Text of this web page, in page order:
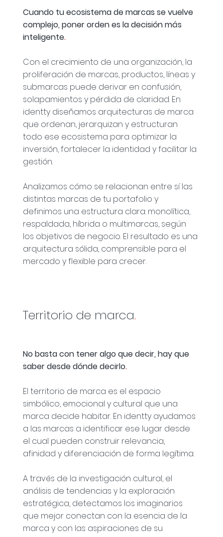
Cuando tu ecosistema de marcas se vuelve
complejo, poner orden es la decisión más
inteligente.
Con el crecimiento de una organización, la
proliferación de marcas, productos, líneas y
submarcas puede derivar en confusión,
solapamientos y pérdida de claridad. En
identty diseñamos arquitecturas de marca
que ordenan, jerarquizan y estructuran
todo ese ecosistema para optimizar la
inversión, fortalecer la identidad y facilitar la
gestión.
Analizamos cómo se relacionan entre sí las
distintas marcas de tu portafolio y
definimos una estructura clara: monolítica,
respaldada, híbrida o multimarcas, según
los objetivos de negocio. El resultado es una
arquitectura sólida, comprensible para el
mercado y flexible para crecer.
Territorio de marca.
No basta con tener algo que decir, hay que
saber desde dónde decirlo.
El territorio de marca es el espacio
simbólico, emocional y cultural que una
marca decide habitar. En identty ayudamos
a las marcas a identificar ese lugar desde
el cual pueden construir relevancia,
afinidad y diferenciación de forma legítima.
A través de la investigación cultural, el
análisis de tendencias y la exploración
estratégica, detectamos los imaginarios
que mejor conectan con la esencia de la
marca y con las aspiraciones de su